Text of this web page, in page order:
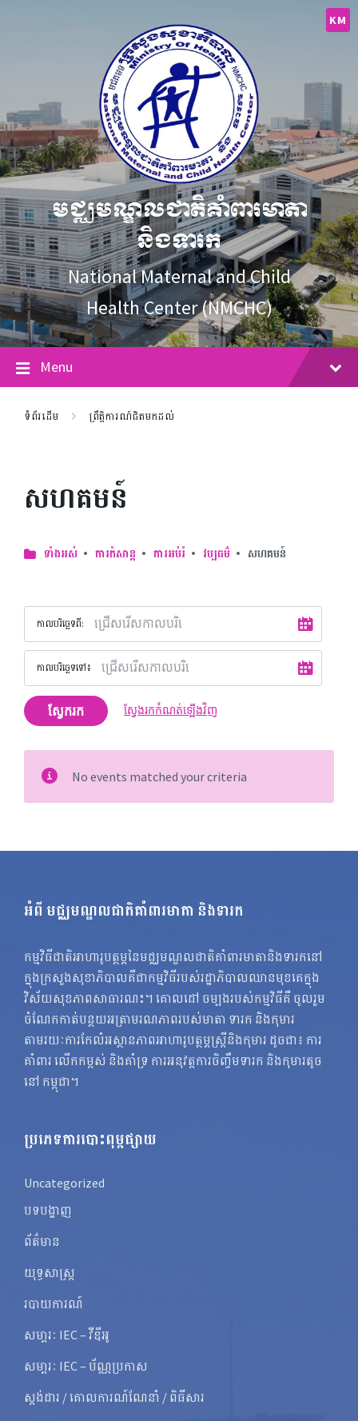
KM
មជ្ឈមណ្ឌលជាតិគាំពារមាតា
និងទារក
National Maternal and Child
Health Center (NMCHC)
Menu
ទំព័រដើម ព្រឹត្តិការណ៍ជិតមកដល់
សហគមន៍
ទាំងអស់ ការកំសាន្ត ការអប់រំ វប្បធម៌ សហគមន៍
កាលបរិច្ឆេទ​ពី:
កាលបរិច្ឆេទទៅ៖
ស្វែករក ស្វែងរកកំណត់ឡើងវិញ
No events matched your criteria
អំពី មជ្ឈមណ្ឌលជាតិគាំពារមាតា និងទារក
កម្មវិធីជាតិអាហារូបត្ថម្ភនៃមជ្ឈមណ្ឌលជាតិគាំពារមាតានិងទារកនៅ
ក្នុងក្រសួងសុខាភិបាលគឺជាកម្មវិធីរបស់រដ្ឋាភិបាលឈានមុខគេក្នុង
វិស័យសុខភាពសាធារណះ។ គោលដៅ ចម្បងរបស់កម្មវិធីគឺ ចូលរួម
ចំណែកកាត់បន្ថយអត្រាមរណភាពរបស់មាតា ទារក និងកុមារ
តាមរយៈការកែលំអស្ថានភាពអាហារូបត្ថម្ភស្ត្រីនិងកុមារ ដូចជា៖ ការ
គាំពារ លើកកម្ពស់ និងគាំទ្រ ការអនុវត្តការចិញ្ចឹមទារក និងកុមារតូច
នៅ កម្ពុជា។
ប្រភេទការបោះពុម្ពផ្សាយ
Uncategorized
បទបង្ហាញ
ព័ត៌មាន
យុទ្ធសាស្ត្រ
របាយការណ៍
សមា្ភរៈ IEC – វីឌីអូ
សមា្ភរៈ IEC – ប័ណ្ណប្រកាស
ស្តង់ដារ / គោលការណ៍ណែនាំ / ពិធីសារ